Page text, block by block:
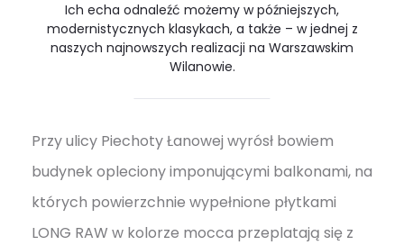
Ich echa odnaleźć możemy w późniejszych,
modernistycznych klasykach, a także – w jednej z
naszych najnowszych realizacji na Warszawskim
Wilanowie.
Przy ulicy Piechoty Łanowej wyrósł bowiem
budynek opleciony imponującymi balkonami, na
których powierzchnie wypełnione płytkami
LONG RAW w kolorze mocca przeplatają się z